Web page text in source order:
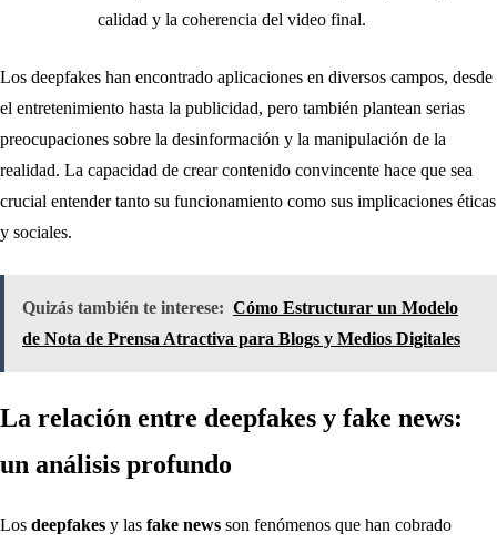
calidad y la coherencia del video final.
Los deepfakes han encontrado aplicaciones en diversos campos, desde
el entretenimiento hasta la publicidad, pero también plantean serias
preocupaciones sobre la desinformación y la manipulación de la
realidad. La capacidad de crear contenido convincente hace que sea
crucial entender tanto su funcionamiento como sus implicaciones éticas
y sociales.
Quizás también te interese: Cómo Estructurar un Modelo
de Nota de Prensa Atractiva para Blogs y Medios Digitales
La relación entre deepfakes y fake news:
un análisis profundo
Los deepfakes y las fake news son fenómenos que han cobrado